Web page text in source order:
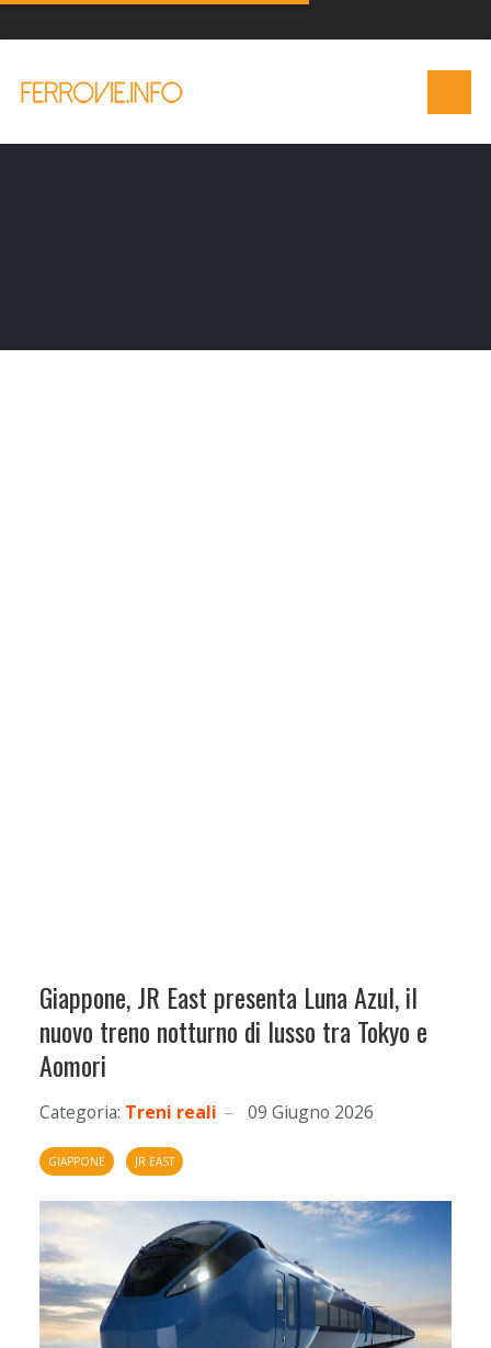
Giappone, JR East presenta Luna Azul, il
nuovo treno notturno di lusso tra Tokyo e
Aomori
Categoria: Treni reali 09 Giugno 2026
GIAPPONE JR EAST